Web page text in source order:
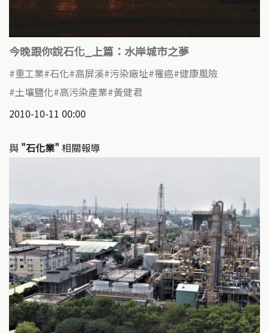
今晚跟你說石化_上篇：水岸城市之夢
重工業 石化 高屏溪 污染廠址 罹癌 健康風險
土壤鹽化 高污染產業 黃健君
2010-10-11 00:00
與 "石化業" 相關報導